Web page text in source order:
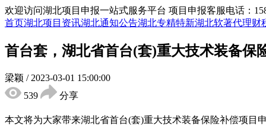
欢迎访问湖北项目申报一站式服务平台 项目申报客服电话：
首页湖北项目资讯湖北通知公告湖北专精特新湖北软著代理财
首台套，湖北省首台(套)重大技术装备保
梁颖 / 2023-03-01 15:00:00
539
分享
本文将为大家带来湖北省首台(套)重大技术装备保险补偿项目